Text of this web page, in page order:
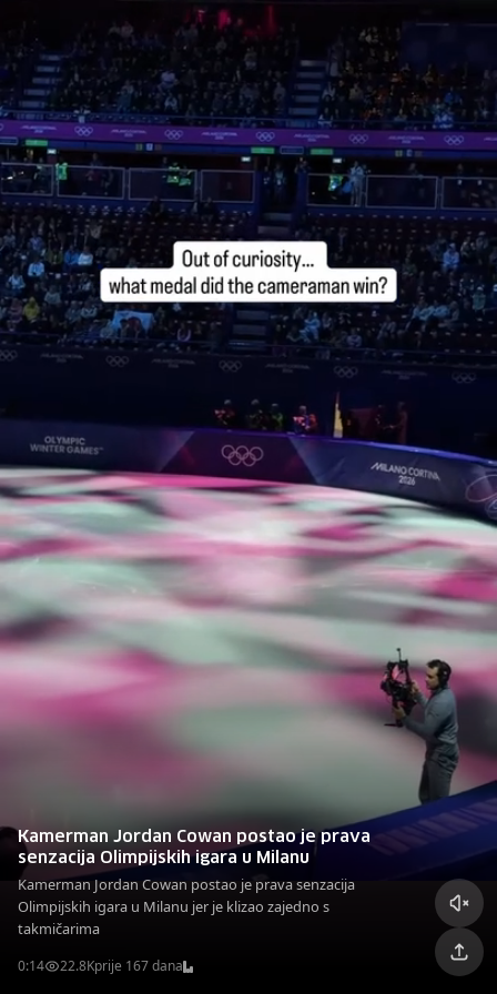
Kamerman Jordan Cowan postao je prava
senzacija Olimpijskih igara u Milanu
Kamerman Jordan Cowan postao je prava senzacija
Olimpijskih igara u Milanu jer je klizao zajedno s
takmičarima
0:14 22.8Kprije 167 dana